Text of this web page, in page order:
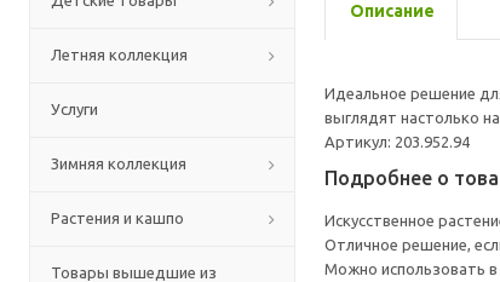
Летняя коллекция
Услуги
Зимняя коллекция
Растения и кашпо
Товары вышедшие из
Описание
Идеальное решение
выглядят настолько
Артикул: 203.952.94
Подробнее о
Искусственное
Отличное решение,
Можно использовать в